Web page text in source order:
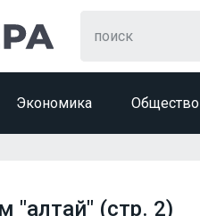
Экономика Общество
"алтай" (стр. 2)